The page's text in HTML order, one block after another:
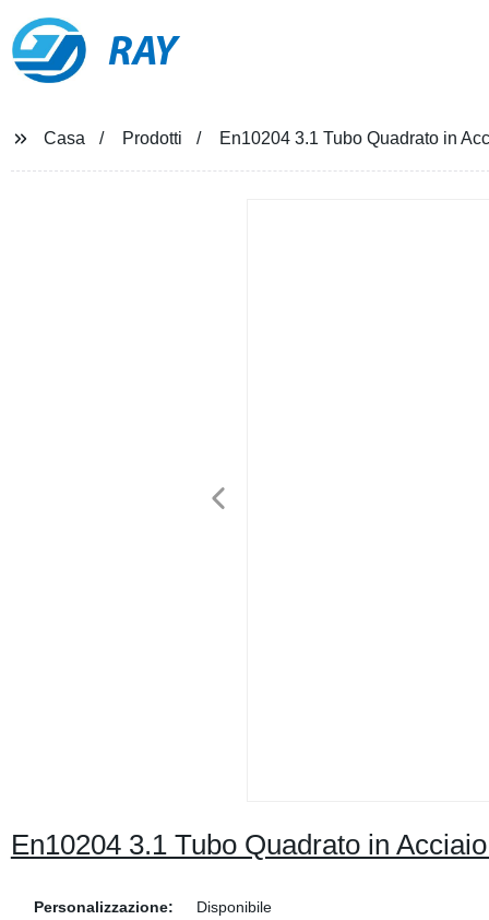
RAY
Casa Prodotti En10204 3.1 Tubo Quadrato in
En10204 3.1 Tubo Quadrato in
Personalizzazione:
Disponibile